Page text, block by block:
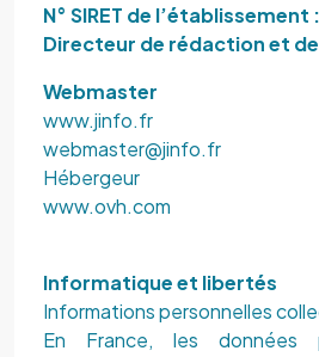
N° SIRET de l’établissement :
Directeur de rédaction et
Webmaster
www.jinfo.fr
webmaster@jinfo.fr
Hébergeur
www.ovh.com
Informatique et libertés
Informations personnelles
En France, les données